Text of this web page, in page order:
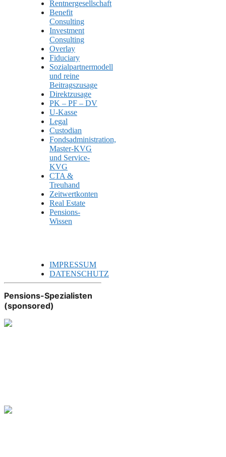
Rentnergesellschaft
Benefit
Consulting
Investment
Consulting
Overlay
Fiduciary
Sozialpartnermodell
und reine
Beitragszusage
Direktzusage
PK – PF – DV
U-Kasse
Legal
Custodian
Fondsadministration,
Master-KVG
und Service-
KVG
CTA &
Treuhand
Zeitwertkonten
Real Estate
Pensions-
Wissen
IMPRESSUM
DATENSCHUTZ
Pensions-Spezialisten
(sponsored)